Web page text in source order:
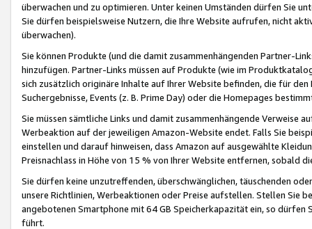
überwachen und zu optimieren. Unter keinen Umständen dürfen Sie
Sie dürfen beispielsweise Nutzern, die Ihre Website aufrufen, nicht
überwachen).
Sie können Produkte (und die damit zusammenhängenden Partner-
hinzufügen. Partner-Links müssen auf Produkte (wie im
sich zusätzlich originäre Inhalte auf Ihrer Website befinden, die für
Suchergebnisse, Events (z. B. Prime Day) oder die Homepages
Sie müssen sämtliche Links und damit zusammenhängende
Werbeaktion auf der jeweiligen Amazon-Website endet. Falls Sie
einstellen und darauf hinweisen, dass Amazon auf ausgewählte
Preisnachlass in Höhe von 15 % von Ihrer Website entfernen, sobald
Sie dürfen keine unzutreffenden, überschwänglichen, täuschenden
unsere Richtlinien, Werbeaktionen oder Preise aufstellen. Stellen Sie
angebotenen Smartphone mit 64 GB Speicherkapazität ein, so dürfen
führt.